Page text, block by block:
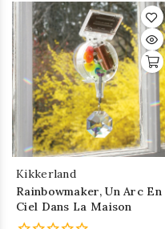
Kikkerland
Rainbowmaker, Un Arc En
Ciel Dans La Maison